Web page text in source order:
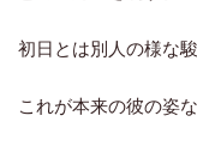
初日とは別人の様な
これが本来の彼の姿